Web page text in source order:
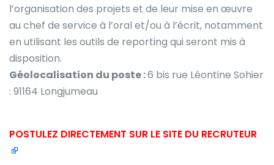
l’organisation des projets et de leur mise en œuvre
au chef de service à l’oral et/ou à l’écrit, notamment
en utilisant les outils de reporting qui seront mis à
disposition.
Géolocalisation du poste :6 bis rue Léontine Sohier
: 91164 Longjumeau
POSTULEZ DIRECTEMENT SUR LE SITE DU RECRUTEUR